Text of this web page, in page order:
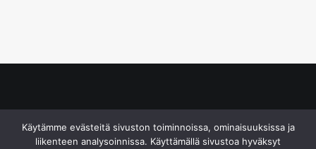
Käytämme evästeitä sivuston toiminnoissa, ominaisuuksissa ja
liikenteen analysoinnissa. Käyttämällä sivustoa hyväksyt